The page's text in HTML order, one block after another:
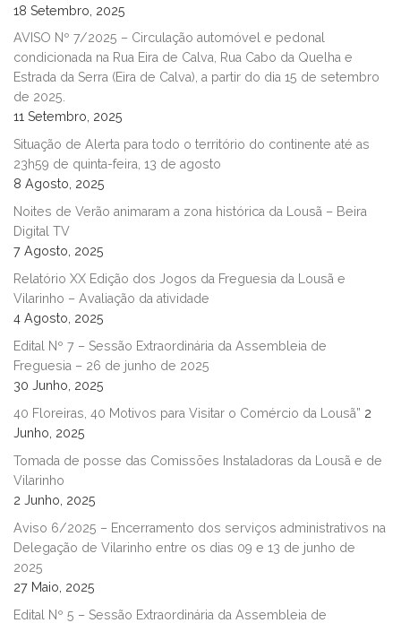
18 Setembro, 2025
AVISO Nº 7/2025 – Circulação automóvel e pedonal
condicionada na Rua Eira de Calva, Rua Cabo da Quelha e
Estrada da Serra (Eira de Calva), a partir do dia 15 de setembro
de 2025.
11 Setembro, 2025
Situação de Alerta para todo o território do continente até as
23h59 de quinta-feira, 13 de agosto
8 Agosto, 2025
Noites de Verão animaram a zona histórica da Lousã – Beira
Digital TV
7 Agosto, 2025
Relatório XX Edição dos Jogos da Freguesia da Lousã e
Vilarinho – Avaliação da atividade
4 Agosto, 2025
Edital Nº 7 – Sessão Extraordinária da Assembleia de
Freguesia – 26 de junho de 2025
30 Junho, 2025
40 Floreiras, 40 Motivos para Visitar o Comércio da Lousã” 2
Junho, 2025
Tomada de posse das Comissões Instaladoras da Lousã e de
Vilarinho
2 Junho, 2025
Aviso 6/2025 – Encerramento dos serviços administrativos na
Delegação de Vilarinho entre os dias 09 e 13 de junho de
2025
27 Maio, 2025
Edital Nº 5 – Sessão Extraordinária da Assembleia de